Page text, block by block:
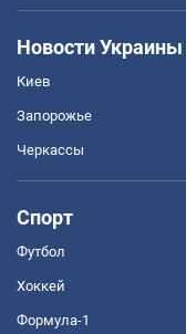
Новости Украины
Киев
Запорожье
Черкассы
Спорт
Футбол
Хоккей
Формула-1